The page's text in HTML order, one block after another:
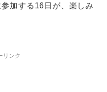
加する16日が、楽しみ
リンク